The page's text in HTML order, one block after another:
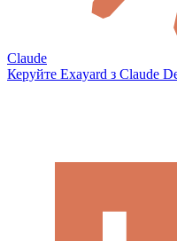
Claude
Керуйте Exayard з Claude